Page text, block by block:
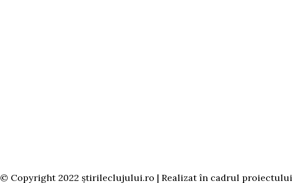
© Copyright 2022 știrileclujului.ro | Realizat în cadrul proiectului